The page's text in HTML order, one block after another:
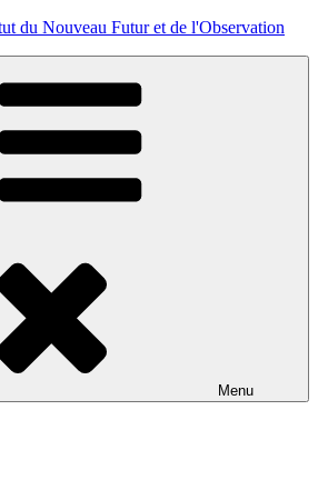
du Nouveau Futur et de l'Observation
Menu